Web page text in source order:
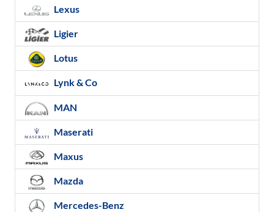
Lexus
Ligier
Lotus
Lynk & Co
MAN
Maserati
Maxus
Mazda
Mercedes-Benz